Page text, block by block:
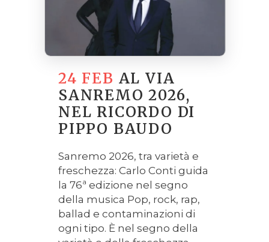
24 FEB AL VIA
SANREMO 2026,
NEL RICORDO DI
PIPPO BAUDO
Sanremo 2026, tra varietà e
freschezza: Carlo Conti guida
la 76ª edizione nel segno
della musica Pop, rock, rap,
ballad e contaminazioni di
ogni tipo. È nel segno della